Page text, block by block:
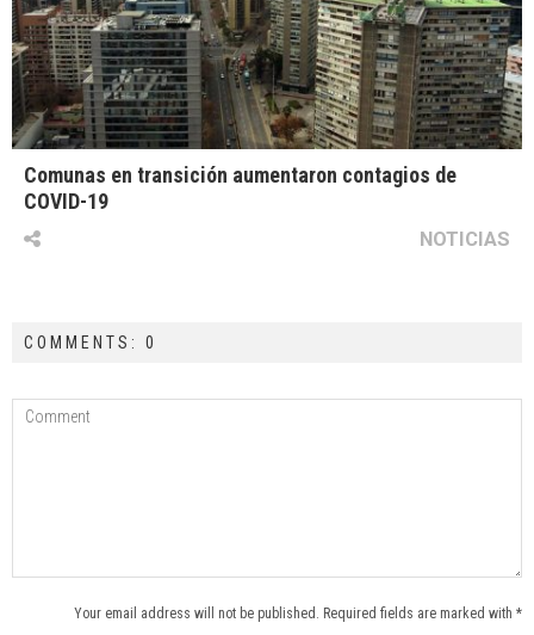
Comunas en transición aumentaron contagios de
COVID-19
NOTICIAS
COMMENTS: 0
Your email address will not be published. Required fields are marked with *